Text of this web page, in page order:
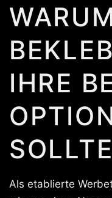
IHRE
SOLLTE
Als etablierte